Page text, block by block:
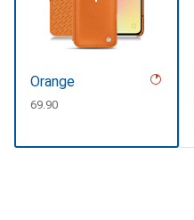
Orange
CHF
69.90